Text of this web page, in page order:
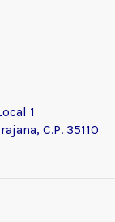
1
C.P. 35110